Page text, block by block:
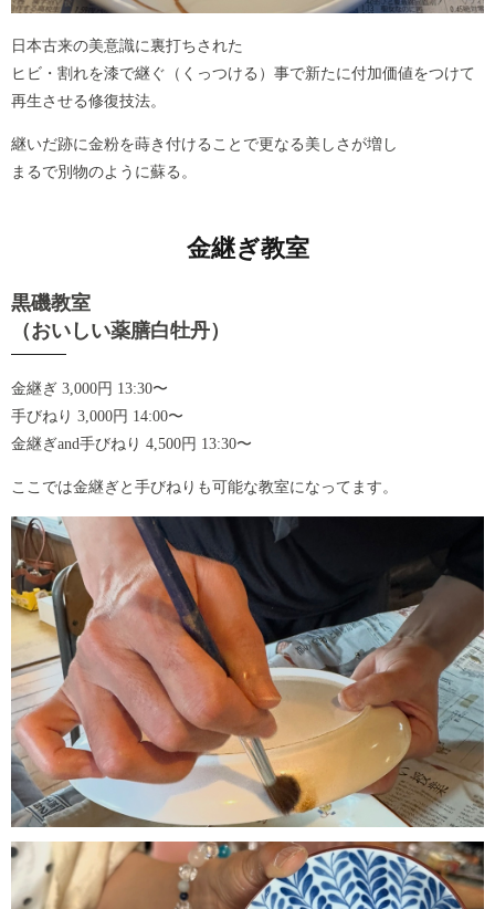
日本古来の美意識に裏打ちされた
ヒビ・割れを漆で継ぐ（くっつける）事で新たに付加価値をつけて
再生させる修復技法。
継いだ跡に金粉を蒔き付けることで更なる美しさが増し
まるで別物のように蘇る。
金継ぎ教室
黒磯教室
（おいしい薬膳白牡丹）
金継ぎ 3,000円 13:30〜
手びねり 3,000円 14:00〜
金継ぎand手びねり 4,500円 13:30〜
ここでは金継ぎと手びねりも可能な教室になってます。